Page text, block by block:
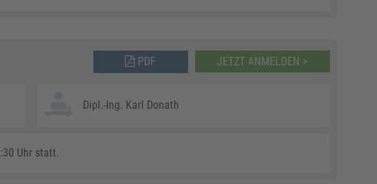
PDF JETZT ANMELDEN >
Dipl.-Ing. Karl Donath
Uhr statt.